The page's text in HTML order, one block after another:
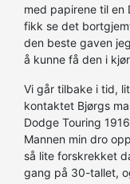
med papirene til en
fikk se det
den beste gaven
å kunne få den i
Vi går tilbake i tid,
kontaktet Bjørgs
Dodge Touring
Mannen min dro
så lite forskrekket
gang på 30-tallet,